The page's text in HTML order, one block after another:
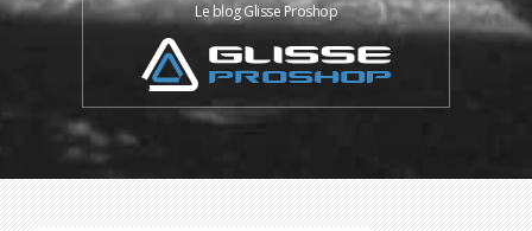
Le blog Glisse Proshop